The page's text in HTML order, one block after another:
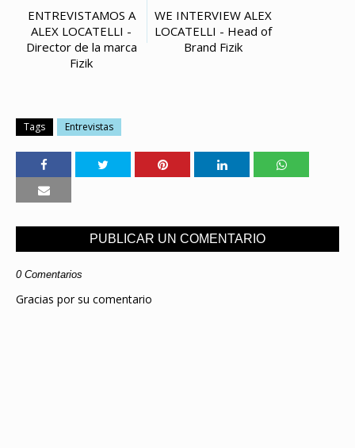
ENTREVISTAMOS A
ALEX LOCATELLI -
Director de la marca
Fizik
WE INTERVIEW ALEX
LOCATELLI - Head of
Brand Fizik
Tags Entrevistas
PUBLICAR UN COMENTARIO
0 Comentarios
Gracias por su comentario